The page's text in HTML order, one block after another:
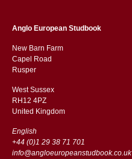
Anglo European Studbook
New Barn Farm
Capel Road
​​Rusper
West Sussex
RH12 4PZ
​​United Kingdom
English
+44 (0)1 29 38 71 701
info@angloeuropeanstudbook.co.uk